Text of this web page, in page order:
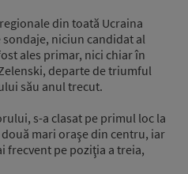
din toată Ucraina
niciun candidat al
ales primar, nici chiar în
departe de triumful
său anul trecut.
s-a clasat pe primul loc la
mari oraşe din centru, iar
frecvent pe poziţia a treia,